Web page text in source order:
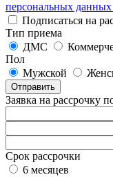
персональных данных
Подписаться на
Тип приема
ДМС
Пол
Мужской
Отправить
Заявка на рассрочку
Срок рассрочки
6 месяцев